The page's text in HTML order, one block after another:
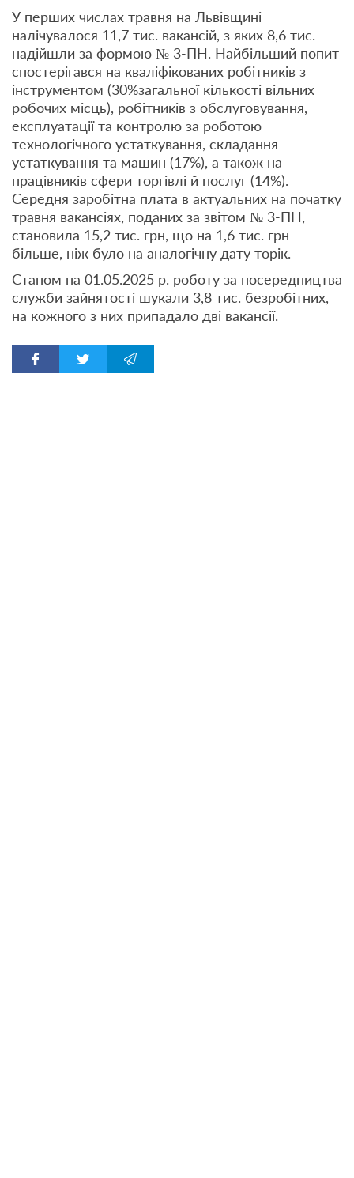
У перших числах травня на Львівщині
налічувалося 11,7 тис. вакансій, з яких 8,6 тис.
надійшли за формою № 3-ПН. Найбільший попит
спостерігався на кваліфікованих робітників з
інструментом (30%загальної кількості вільних
робочих місць), робітників з обслуговування,
експлуатації та контролю за роботою
технологічного устаткування, складання
устаткування та машин (17%), а також на
працівників сфери торгівлі й послуг (14%).
Середня заробітна плата в актуальних на початку
травня вакансіях, поданих за звітом № 3-ПН,
становила 15,2 тис. грн, що на 1,6 тис. грн
більше, ніж було на аналогічну дату торік.
Станом на 01.05.2025 р. роботу за посередництва
служби зайнятості шукали 3,8 тис. безробітних,
на кожного з них припадало дві вакансії.